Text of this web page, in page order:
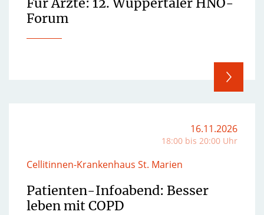
Für Ärzte: 12. Wuppertaler HNO-
Forum
Cellitinnen-Krankenhaus St. Marien
Patienten-Infoabend: Besser
leben mit COPD
16.11.2026
18:00 bis 20:00 Uhr